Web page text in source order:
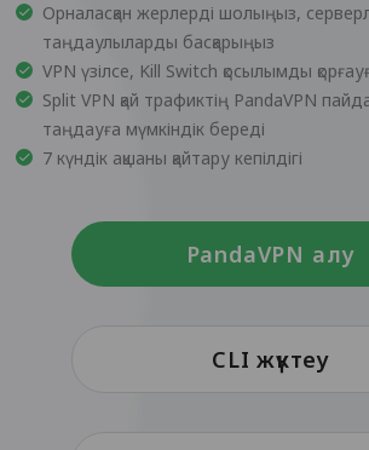
Орналасқан жерлерді шолыңыз,
таңдаулыларды басқарыңыз
VPN үзілсе, Kill Switch қосылымды
Split VPN қай трафиктің PandaVPN
таңдауға мүмкіндік береді
7 күндік ақшаны қайтару кепілдігі
PandaVPN алу
CLI жүктеу